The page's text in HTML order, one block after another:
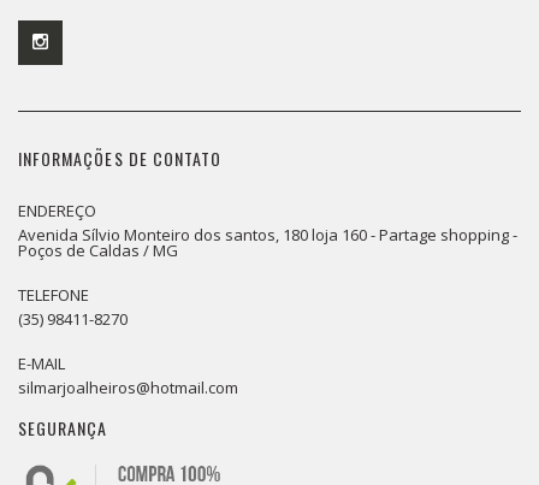
INFORMAÇÕES DE CONTATO
ENDEREÇO
Avenida Sílvio Monteiro dos santos, 180 loja 160 - Partage shopping -
Poços de Caldas / MG
TELEFONE
(35) 98411-8270
E-MAIL
silmarjoalheiros@hotmail.com
SEGURANÇA